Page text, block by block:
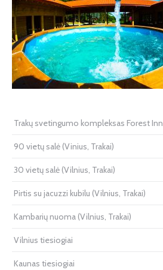
Trakų svetingumo kompleksas Forest Inn
90 vietų salė (Vinius, Trakai)
30 vietų salė (Vilnius, Trakai)
Pirtis su jacuzzi kubilu (Vilnius, Trakai)
Kambarių nuoma (Vilnius, Trakai)
Vilnius tiesiogiai
Kaunas tiesiogiai